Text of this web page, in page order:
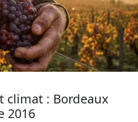
climat : Bordeaux
2016